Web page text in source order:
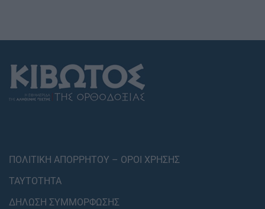
ΠΟΛΙΤΙΚΗ ΑΠΟΡΡΗΤΟΥ – ΟΡΟΙ ΧΡΗΣΗΣ
ΤΑΥΤΟΤΗΤΑ
ΔΗΛΩΣΗ ΣΥΜΜΟΡΦΩΣΗΣ